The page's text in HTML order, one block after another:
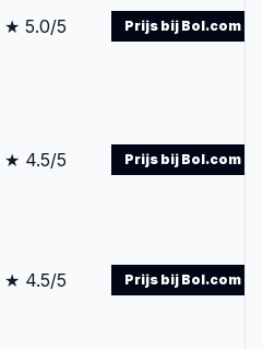
★ 5.0/5 Prijs bij Bol.com
★ 4.5/5 Prijs bij Bol.com
★ 4.5/5 Prijs bij Bol.com